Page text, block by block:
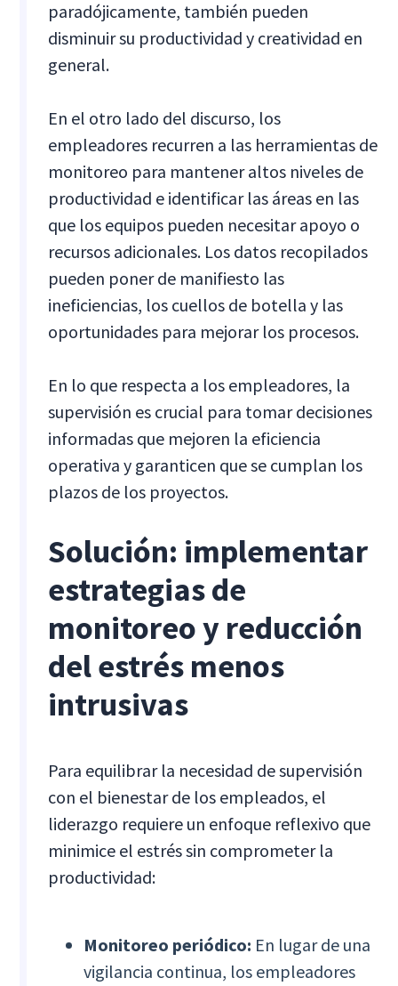
paradójicamente, también pueden
disminuir su productividad y creatividad en
general.
En el otro lado del discurso, los
empleadores recurren a las herramientas de
monitoreo para mantener altos niveles de
productividad e identificar las áreas en las
que los equipos pueden necesitar apoyo o
recursos adicionales. Los datos recopilados
pueden poner de manifiesto las
ineficiencias, los cuellos de botella y las
oportunidades para mejorar los procesos.
En lo que respecta a los empleadores, la
supervisión es crucial para tomar decisiones
informadas que mejoren la eficiencia
operativa y garanticen que se cumplan los
plazos de los proyectos.
Solución: implementar
estrategias de
monitoreo y reducción
del estrés menos
intrusivas
Para equilibrar la necesidad de supervisión
con el bienestar de los empleados, el
liderazgo requiere un enfoque reflexivo que
minimice el estrés sin comprometer la
productividad:
Monitoreo periódico: En lugar de una
vigilancia continua, los empleadores